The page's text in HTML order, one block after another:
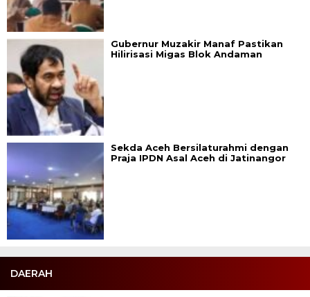
Gubernur Muzakir Manaf Pastikan
Hilirisasi Migas Blok Andaman
Sekda Aceh Bersilaturahmi dengan
Praja IPDN Asal Aceh di Jatinangor
DAERAH